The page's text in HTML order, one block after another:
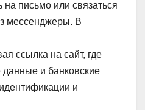
на письмо или связаться
мессенджеры. В
ссылка на сайт, где
данные и банковские
и